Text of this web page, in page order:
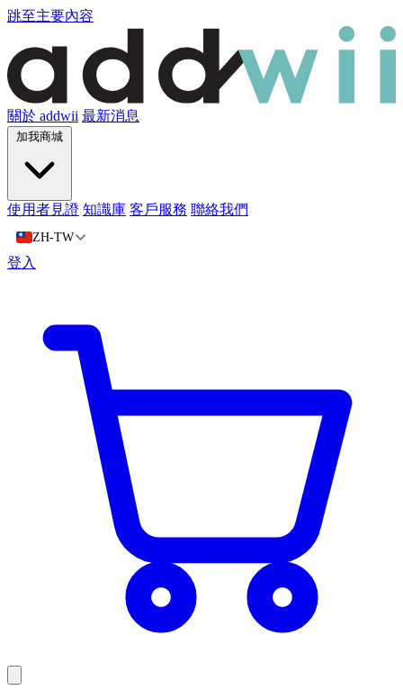
跳至主要內容
關於 addwii 最新消息
加我商城
使用者見證 知識庫 客戶服務 聯絡我們
ZH-TW
登入